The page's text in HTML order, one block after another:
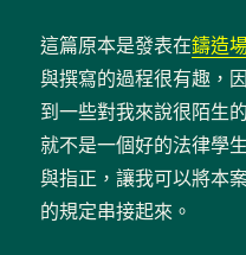
這篇原本是發表在鑄造
與撰寫的過程很有趣，
到一些對我來說很陌生
就不是一個好的法律學
與指正，讓我可以將本
的規定串接起來。